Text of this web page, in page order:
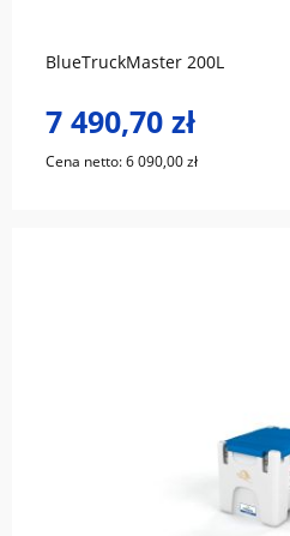
BlueTruckMaster 200L
7 490,70 zł
Cena netto:6 090,00 zł